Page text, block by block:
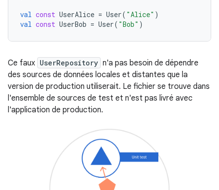
val const UserAlice = User( "Alice" )
val const UserBob = User( "Bob" )
Ce faux UserRepository n'a pas besoin de dépendre
des sources de données locales et distantes que la
version de production utiliserait. Le fichier se trouve dans
l'ensemble de sources de test et n'est pas livré avec
l'application de production.